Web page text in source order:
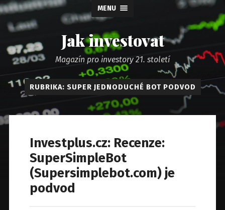
MENU
Jak investovat
Magazín pro investory 21. století
RUBRIKA: SUPER JEDNODUCHÉ BOT PODVOD
Investplus.cz: Recenze:
SuperSimpleBot
(Supersimplebot.com) je
podvod